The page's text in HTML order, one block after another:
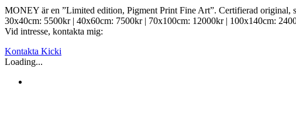
MONEY är en ”Limited edition, Pigment Print Fine Art”. Certifierad original,
30x40cm: 5500kr | 40x60cm: 7500kr | 70x100cm: 12000kr | 100x140cm:
Vid intresse, kontakta mig:
Kontakta Kicki
Loading...